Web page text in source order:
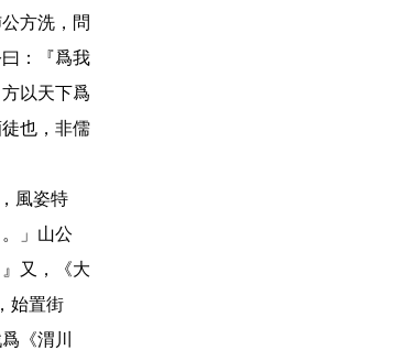
方洗，問
：『爲我
以天下爲
也，非儒
風姿特
」山公
又，《大
始置街
《渭川